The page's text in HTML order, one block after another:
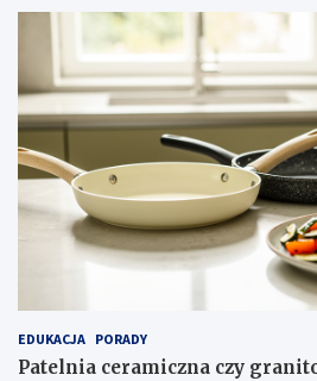
j
EDUKACJA PORADY
Patelnia ceramiczna czy